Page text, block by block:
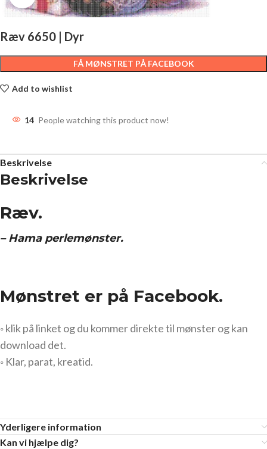
Ræv 6650 | Dyr
FÅ MØNSTRET PÅ FACEBOOK
Add to wishlist
14 People watching this product now!
Beskrivelse
Beskrivelse
Ræv.
– Hama perlemønster.
Mønstret er på Facebook.
◦ klik på linket og du kommer direkte til mønster og kan
download det.
◦ Klar, parat, kreatid.
Yderligere information
Kan vi hjælpe dig?